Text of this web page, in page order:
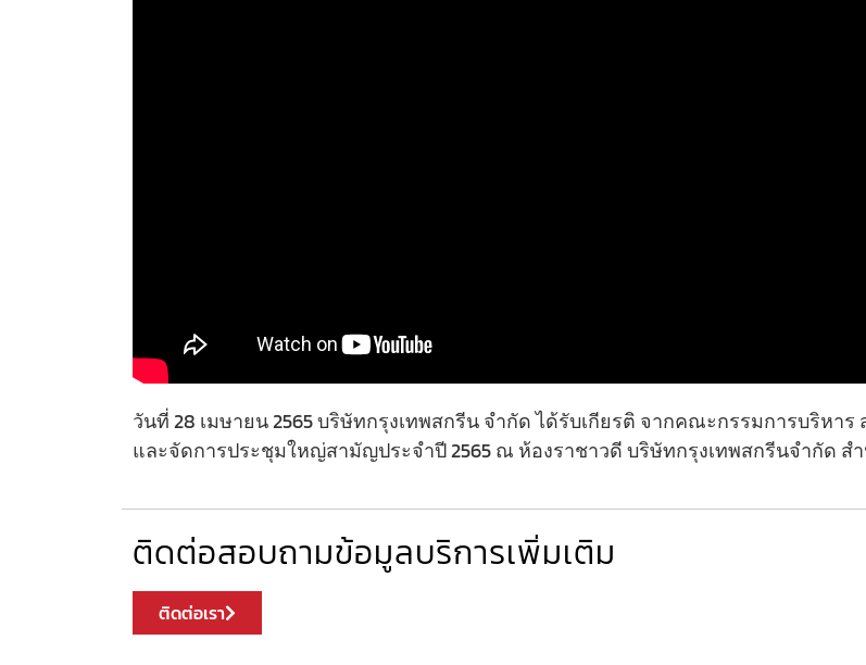
วันที่ 28 เมษายน 2565 บริษัทกรุงเทพสกรีน จำกัด ได้รับเกียรติ จากคณะกรรมการบริหา
และจัดการประชุมใหญ่สามัญประจำปี 2565 ณ ห้องราชาวดี บริษัทกรุงเทพสกรีนจำกัด ส
ติดต่อสอบถามข้อมูลบริการเพิ่มเติม
ติดต่อเรา